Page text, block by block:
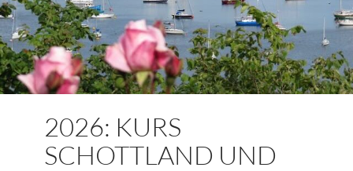
2026: KURS
SCHOTTLAND UND